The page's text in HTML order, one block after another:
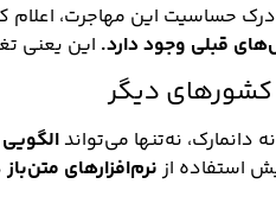
درک حساسیت این مهاجرت،
قبلی وجود دارد. این یعنی
کشورهای دیگر
دانمارک، نه‌تنها می‌تواند
استفاده ازنرم‌افزارهای متن‌باز